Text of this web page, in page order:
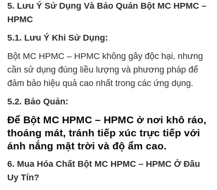
5. Lưu Ý Sử Dụng Và Bảo Quản Bột MC HPMC –
HPMC
5.1. Lưu Ý Khi Sử Dụng:
Bột MC HPMC – HPMC không gây độc hại, nhưng
cần sử dụng đúng liều lượng và phương pháp để
đảm bảo hiệu quả cao nhất trong các ứng dụng.
5.2. Bảo Quản:
Để Bột MC HPMC – HPMC ở nơi khô ráo,
thoáng mát, tránh tiếp xúc trực tiếp với
ánh nắng mặt trời và độ ẩm cao.
6. Mua Hóa Chất Bột MC HPMC – HPMC Ở Đâu
Uy Tín?